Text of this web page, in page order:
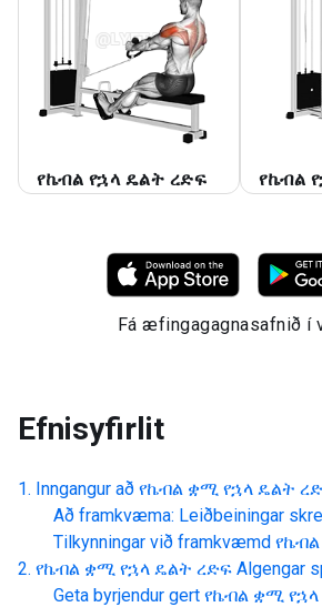
የኬብል የኋላ ዴልት ረድፍ የኬብል
Fá æfingagagnasafnið í
Efnisyfirlit
Inngangur að የኬብል ቋሚ የኋላ ዴልት
Að framkvæma: Leiðbeiningar
Tilkynningar við framkvæmd
የኬብል ቋሚ የኋላ ዴልት ረድፍ Algengar
Geta byrjendur gert የኬብል ቋሚ